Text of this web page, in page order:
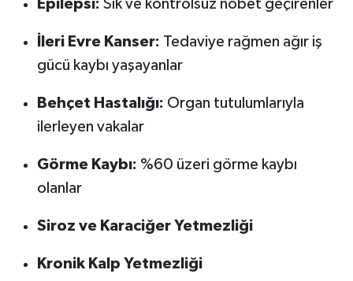
Epilepsi: Sık ve kontrolsüz nöbet geçirenler
İleri Evre Kanser: Tedaviye rağmen ağır iş
gücü kaybı yaşayanlar
Behçet Hastalığı: Organ tutulumlarıyla
ilerleyen vakalar
Görme Kaybı: %60 üzeri görme kaybı
olanlar
Siroz ve Karaciğer Yetmezliği
Kronik Kalp Yetmezliği